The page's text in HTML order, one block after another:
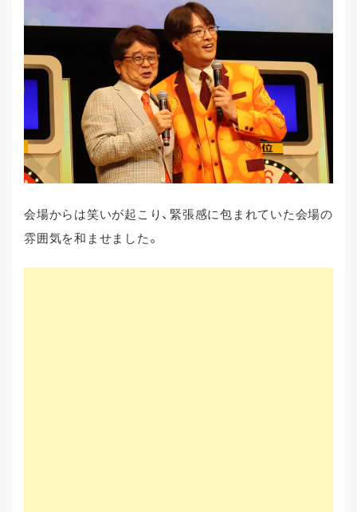
会場からは笑いが起こり、緊張感に包まれていた会場の
雰囲気を和ませました。